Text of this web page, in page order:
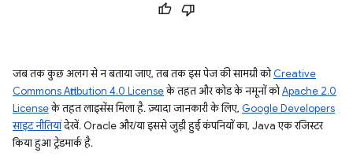
जब तक कुछ अलग से न बताया जाए, तब तक इस पेज की सामग्री कोCreative
Commons Attribution 4.0 Licenseके तहत और कोड के नमूनों कोApache 2.0
Licenseके तहत लाइसेंस मिला है. ज़्यादा जानकारी के लिए, Google Developers
साइट नीतियांदेखें. Oracle और/या इससे जुड़ी हुई कंपनियों का, Java एक रजिस्टर
किया हुआ ट्रेडमार्क है.